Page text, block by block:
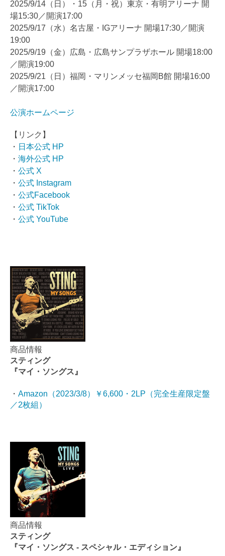
2025/9/14（日）・15（月・祝）東京・有明アリーナ 開
場15:30／開演17:00
2025/9/17（水）名古屋・IGアリーナ 開場17:30／開演
19:00
2025/9/19（金）広島・広島サンプラザホール 開場18:00
／開演19:00
2025/9/21（日）福岡・マリンメッセ福岡B館 開場16:00
／開演17:00
公演ホームページ
【リンク】
・ 日本公式 HP
・ 海外公式 HP
・ 公式 X
・ 公式 Instagram
・ 公式Facebook
・ 公式 TikTok
・ 公式 YouTube
商品情報
スティング
『マイ・ソングス』
・ Amazon（2023/3/8）￥6,600・2LP（完全生産限定盤
／2枚組）
商品情報
スティング
『マイ・ソングス - スペシャル・エディション』